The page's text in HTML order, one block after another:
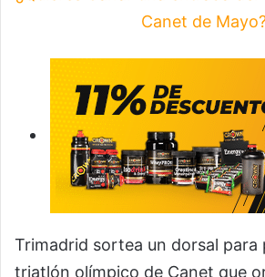
Canet de
Trimadrid sortea un dorsal para
triatlón olímpico de Canet que